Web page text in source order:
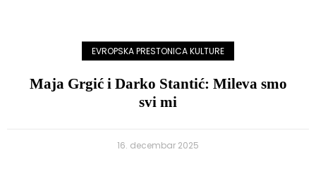
EVROPSKA PRESTONICA KULTURE
Maja Grgić i Darko Stantić: Mileva smo
svi mi
16. decembar 2025